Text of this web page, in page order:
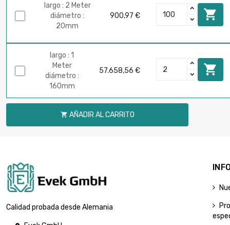
largo : 2 Meter
diámetro :
20mm
900,97 € 
largo : 1
Meter
diámetro :
160mm
57.658,56 € 
 AÑADIR AL CARRITO
Calidad probada desde Alemania